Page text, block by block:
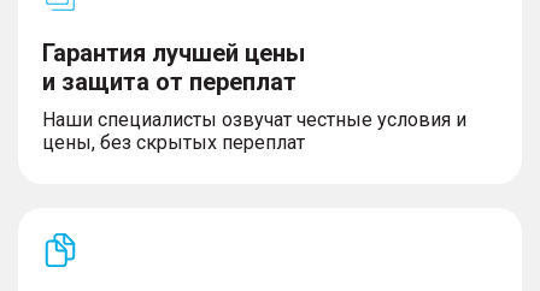
Гарантия лучшей цены
и защита от переплат
Наши специалисты озвучат честные условия и
цены, без скрытых переплат